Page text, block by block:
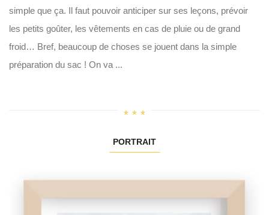
simple que ça. Il faut pouvoir anticiper sur ses leçons, prévoir
les petits goûter, les vêtements en cas de pluie ou de grand
froid… Bref, beaucoup de choses se jouent dans la simple
préparation du sac ! On va ...
PORTRAIT